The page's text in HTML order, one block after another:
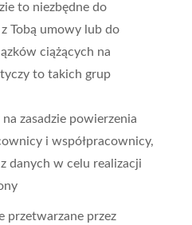
to niezbędne do
Tobą umowy lub do
ciążących na
to takich grup
zasadzie powierzenia
i współpracownicy,
danych w celu realizacji
przetwarzane przez